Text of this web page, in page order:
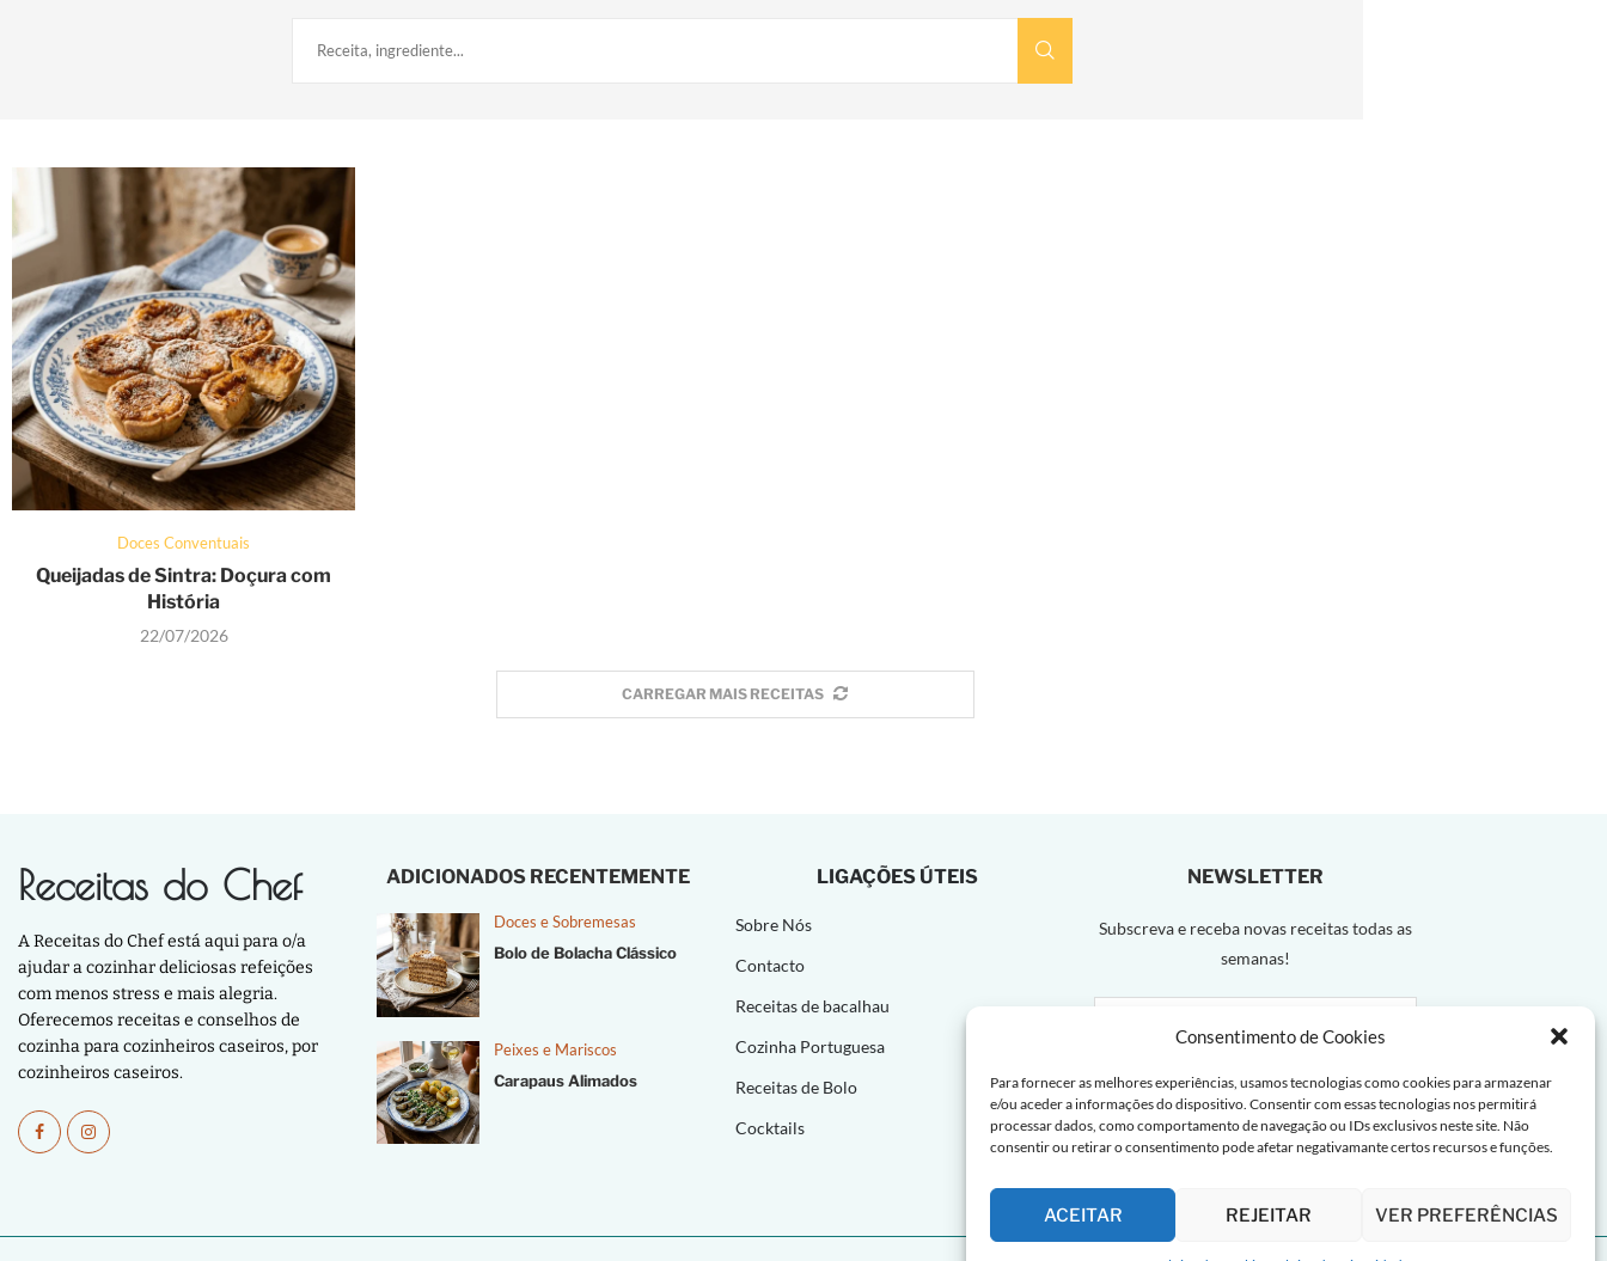
Consentimento de Cookies
Para fornecer as melhores experiências, usamos tecnologias como cookies para armazenar
e/ou aceder a informações do dispositivo. Consentir com essas tecnologias nos permitirá
processar dados, como comportamento de navegação ou IDs exclusivos neste site. Não
consentir ou retirar o consentimento pode afetar negativamante certos recursos e funções.
ACEITAR REJEITAR VER PREFERÊNCIAS
Doces Conventuais
Queijadas de Sintra: Doçura com
História
22/07/2026
CARREGAR MAIS RECEITAS
Receitas do Chef
A Receitas do Chef está aqui para o/a
ajudar a cozinhar deliciosas refeições
com menos stress e mais alegria.
Oferecemos receitas e conselhos de
cozinha para cozinheiros caseiros, por
cozinheiros caseiros.
ADICIONADOS RECENTEMENTE
Doces e Sobremesas
Bolo de Bolacha Clássico
Peixes e Mariscos
Carapaus Alimados
LIGAÇÕES ÚTEIS
Sobre Nós
Contacto
Receitas de bacalhau
Cozinha Portuguesa
Receitas de Bolo
Cocktails
NEWSLETTER
Subscreva e receba novas receitas todas as
semanas!